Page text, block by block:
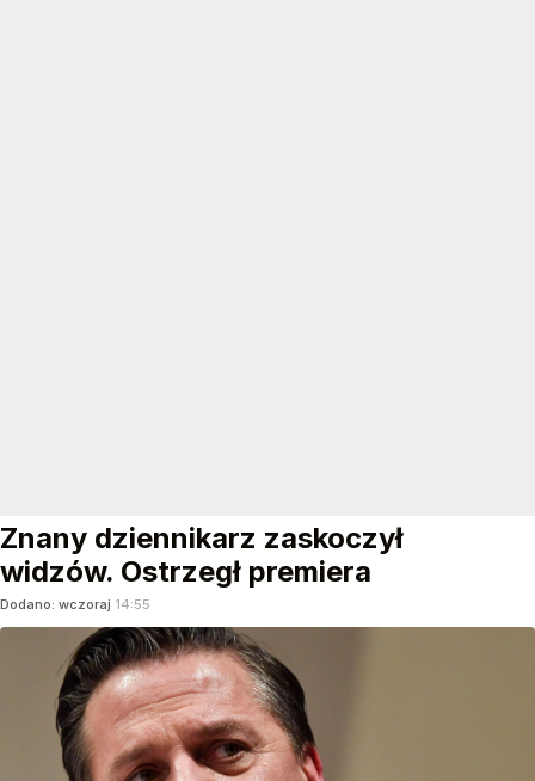
Znany dziennikarz zaskoczył
widzów. Ostrzegł premiera
Dodano: wczoraj 14:55